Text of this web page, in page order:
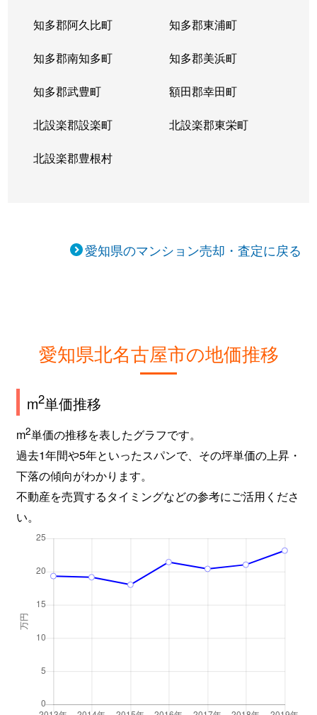
知多郡阿久比町 知多郡東浦町
知多郡南知多町 知多郡美浜町
知多郡武豊町 額田郡幸田町
北設楽郡設楽町 北設楽郡東栄町
北設楽郡豊根村
愛知県のマンション売却・査定に戻る
愛知県北名古屋市の地価推移
m2単価推移
m2単価の推移を表したグラフです。
過去1年間や5年といったスパンで、その坪単価の上昇・
下落の傾向がわかります。
不動産を売買するタイミングなどの参考にご活用くださ
い。